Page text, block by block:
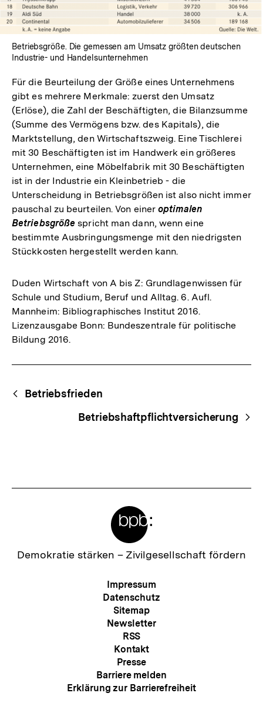
Betriebsgröße. Die gemessen am Umsatz größten deutschen
Industrie- und Handelsunternehmen
Für die Beurteilung der Größe eines Unternehmens
gibt es mehrere Merkmale: zuerst den Umsatz
(Erlöse), die Zahl der Beschäftigten, die Bilanzsumme
(Summe des Vermögens bzw. des Kapitals), die
Marktstellung, den Wirtschaftszweig. Eine Tischlerei
mit 30 Beschäftigten ist im Handwerk ein größeres
Unternehmen, eine Möbelfabrik mit 30 Beschäftigten
ist in der Industrie ein Kleinbetrieb - die
Unterscheidung in Betriebsgrößen ist also nicht immer
pauschal zu beurteilen. Von eineroptimalen
Betriebsgröße spricht man dann, wenn eine
bestimmte Ausbringungsmenge mit den niedrigsten
Stückkosten hergestellt werden kann.
Duden Wirtschaft von A bis Z: Grundlagenwissen für
Schule und Studium, Beruf und Alltag. 6. Aufl.
Mannheim: Bibliographisches Institut 2016.
Lizenzausgabe Bonn: Bundeszentrale für politische
Bildung 2016.
Begriffsnavigation
Content-
Navigation
Betriebsfrieden
Betriebshaftpflichtversicherung
Zur
Demokratie stärken – Zivilgesellschaft fördern
Meta-
Navigation
Impressum
Datenschutz
Sitemap
Newsletter
RSS
Kontakt
Presse
Barriere melden
Erklärung zur Barrierefreiheit